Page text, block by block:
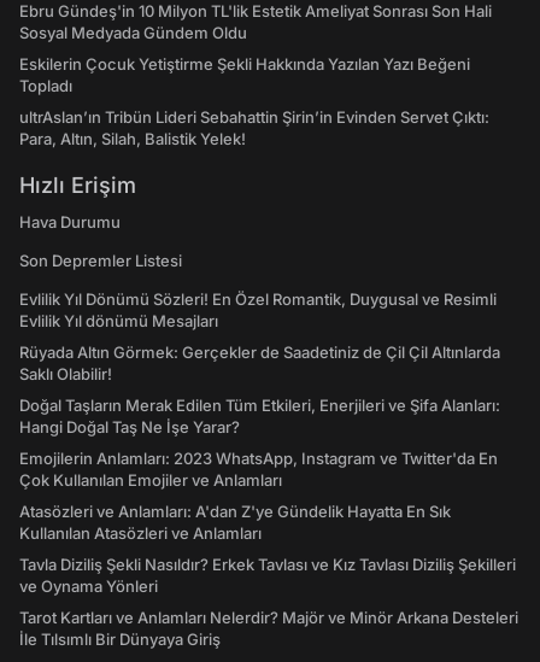
Ebru Gündeş'in 10 Milyon TL'lik Estetik Ameliyat Sonrası Son Hali
Sosyal Medyada Gündem Oldu
Eskilerin Çocuk Yetiştirme Şekli Hakkında Yazılan Yazı Beğeni
Topladı
ultrAslan’ın Tribün Lideri Sebahattin Şirin’in Evinden Servet Çıktı:
Para, Altın, Silah, Balistik Yelek!
Hızlı Erişim
Hava Durumu
Son Depremler Listesi
Evlilik Yıl Dönümü Sözleri! En Özel Romantik, Duygusal ve Resimli
Evlilik Yıl dönümü Mesajları
Rüyada Altın Görmek: Gerçekler de Saadetiniz de Çil Çil Altınlarda
Saklı Olabilir!
Doğal Taşların Merak Edilen Tüm Etkileri, Enerjileri ve Şifa Alanları:
Hangi Doğal Taş Ne İşe Yarar?
Emojilerin Anlamları: 2023 WhatsApp, Instagram ve Twitter'da En
Çok Kullanılan Emojiler ve Anlamları
Atasözleri ve Anlamları: A'dan Z'ye Gündelik Hayatta En Sık
Kullanılan Atasözleri ve Anlamları
Tavla Diziliş Şekli Nasıldır? Erkek Tavlası ve Kız Tavlası Diziliş Şekilleri
ve Oynama Yönleri
Tarot Kartları ve Anlamları Nelerdir? Majör ve Minör Arkana Desteleri
İle Tılsımlı Bir Dünyaya Giriş